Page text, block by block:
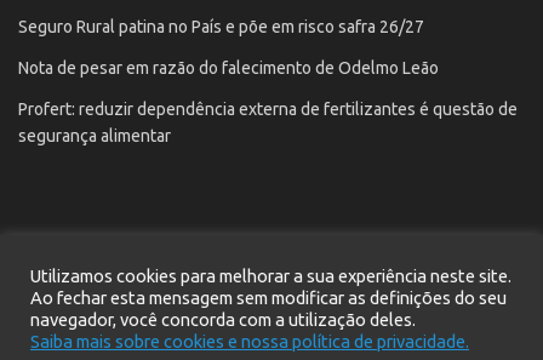
Seguro Rural patina no País e põe em risco safra 26/27
Nota de pesar em razão do falecimento de Odelmo Leão
Profert: reduzir dependência externa de fertilizantes é questão de
segurança alimentar
Início Notícias Contato
Cadastre seu e-mail
Política de privacidade
Utilizamos cookies para melhorar a sua experiência neste site.
Ao fechar esta mensagem sem modificar as definições do seu
navegador, você concorda com a utilização deles.
Saiba mais sobre cookies e nossa política de privacidade.